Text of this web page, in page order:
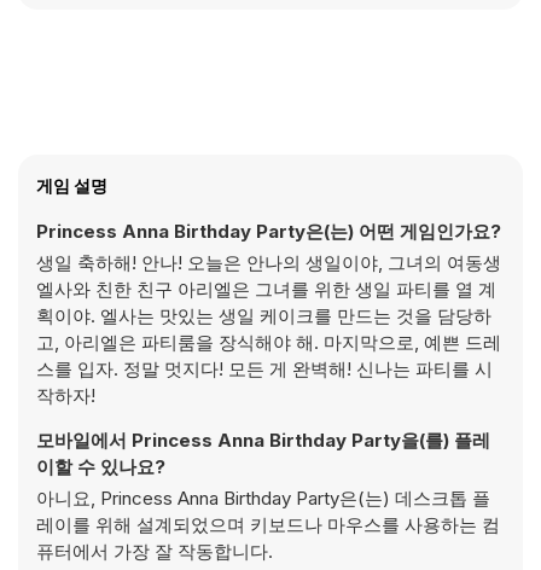
게임 설명
Princess Anna Birthday Party은(는) 어떤 게임인가요?
생일 축하해! 안나! 오늘은 안나의 생일이야, 그녀의 여동생
엘사와 친한 친구 아리엘은 그녀를 위한 생일 파티를 열 계
획이야. 엘사는 맛있는 생일 케이크를 만드는 것을 담당하
고, 아리엘은 파티룸을 장식해야 해. 마지막으로, 예쁜 드레
스를 입자. 정말 멋지다! 모든 게 완벽해! 신나는 파티를 시
작하자!
모바일에서 Princess Anna Birthday Party을(를) 플레
이할 수 있나요?
아니요, Princess Anna Birthday Party은(는) 데스크톱 플
레이를 위해 설계되었으며 키보드나 마우스를 사용하는 컴
퓨터에서 가장 잘 작동합니다.